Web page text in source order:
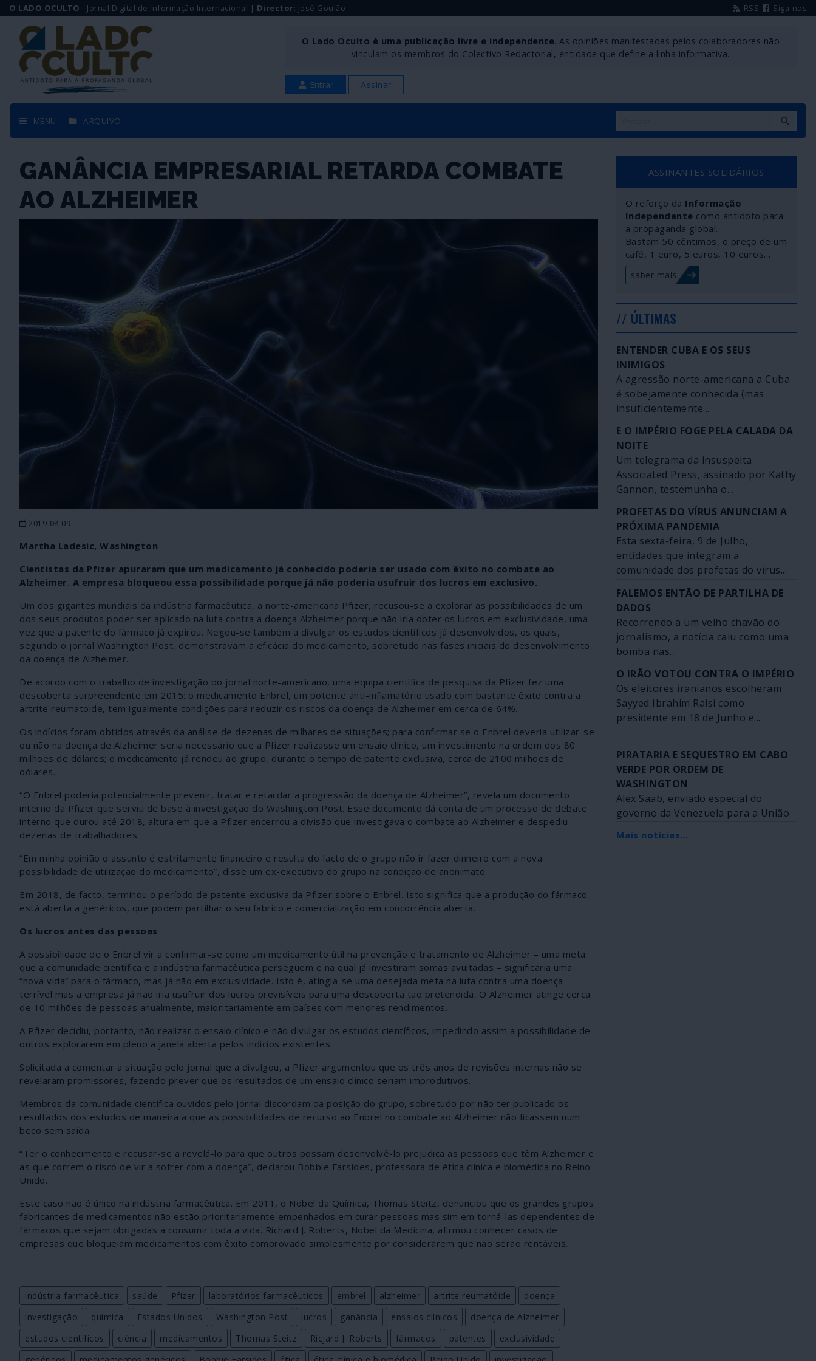
O LADO OCULTO - Jornal Digital de Informação Internacional | Director: José Goulão RSS Siga-nos
O Lado Oculto é uma publicação livre e independente. As opiniões manifestadas pelos colaboradores não
vinculam os membros do Colectivo Redactorial, entidade que define a linha informativa.
Entrar Assinar
MENU ARQUIVO
GANÂNCIA EMPRESARIAL RETARDA COMBATE
AO ALZHEIMER
2019-08-09
Martha Ladesic, Washington
Cientistas da Pfizer apuraram que um medicamento já conhecido poderia ser usado com êxito no combate ao
Alzheimer. A empresa bloqueou essa possibilidade porque já não poderia usufruir dos lucros em exclusivo.
Um dos gigantes mundiais da indústria farmacêutica, a norte-americana Pfizer, recusou-se a explorar as possibilidades de um
dos seus produtos poder ser aplicado na luta contra a doença Alzheimer porque não iria obter os lucros em exclusividade, uma
vez que a patente do fármaco já expirou. Negou-se também a divulgar os estudos científicos já desenvolvidos, os quais,
segundo o jornal Washington Post, demonstravam a eficácia do medicamento, sobretudo nas fases iniciais do desenvolvimento
da doença de Alzheimer.
De acordo com o trabalho de investigação do jornal norte-americano, uma equipa científica de pesquisa da Pfizer fez uma
descoberta surpreendente em 2015: o medicamento Enbrel, um potente anti-inflamatório usado com bastante êxito contra a
artrite reumatoide, tem igualmente condições para reduzir os riscos da doença de Alzheimer em cerca de 64%.
Os indícios foram obtidos através da análise de dezenas de milhares de situações; para confirmar se o Enbrel deveria utilizar-se
ou não na doença de Alzheimer seria necessário que a Pfizer realizasse um ensaio clínico, um investimento na ordem dos 80
milhões de dólares; o medicamento já rendeu ao grupo, durante o tempo de patente exclusiva, cerca de 2100 milhões de
dólares.
“O Enbrel poderia potencialmente prevenir, tratar e retardar a progressão da doença de Alzheimer”, revela um documento
interno da Pfizer que serviu de base à investigação do Washington Post. Esse documento dá conta de um processo de debate
interno que durou até 2018, altura em que a Pfizer encerrou a divisão que investigava o combate ao Alzheimer e despediu
dezenas de trabalhadores.
“Em minha opinião o assunto é estritamente financeiro e resulta do facto de o grupo não ir fazer dinheiro com a nova
possibilidade de utilização do medicamento”, disse um ex-executivo do grupo na condição de anonimato.
Em 2018, de facto, terminou o período de patente exclusiva da Pfizer sobre o Enbrel. Isto significa que a produção do fármaco
está aberta a genéricos, que podem partilhar o seu fabrico e comercialização em concorrência aberta.
Os lucros antes das pessoas
A possibilidade de o Enbrel vir a confirmar-se como um medicamento útil na prevenção e tratamento de Alzheimer – uma meta
que a comunidade científica e a indústria farmacêutica perseguem e na qual já investiram somas avultadas – significaria uma
“nova vida” para o fármaco, mas já não em exclusividade. Isto é, atingia-se uma desejada meta na luta contra uma doença
terrível mas a empresa já não iria usufruir dos lucros previsíveis para uma descoberta tão pretendida. O Alzheimer atinge cerca
de 10 milhões de pessoas anualmente, maioritariamente em países com menores rendimentos.
A Pfizer decidiu, portanto, não realizar o ensaio clínico e não divulgar os estudos científicos, impedindo assim a possibilidade de
outros explorarem em pleno a janela aberta pelos indícios existentes.
Solicitada a comentar a situação pelo jornal que a divulgou, a Pfizer argumentou que os três anos de revisões internas não se
revelaram promissores, fazendo prever que os resultados de um ensaio clínico seriam improdutivos.
Membros da comunidade científica ouvidos pelo jornal discordam da posição do grupo, sobretudo por não ter publicado os
resultados dos estudos de maneira a que as possibilidades de recurso ao Enbrel no combate ao Alzheimer não ficassem num
beco sem saída.
“Ter o conhecimento e recusar-se a revelá-lo para que outros possam desenvolvê-lo prejudica as pessoas que têm Alzheimer e
as que correm o risco de vir a sofrer com a doença”, declarou Bobbie Farsides, professora de ética clínica e biomédica no Reino
Unido.
Este caso não é único na indústria farmacêutica. Em 2011, o Nobel da Química, Thomas Steitz, denunciou que os grandes grupos
fabricantes de medicamentos não estão prioritariamente empenhados em curar pessoas mas sim em torná-las dependentes de
fármacos que sejam obrigadas a consumir toda a vida. Richard J. Roberts, Nobel da Medicina, afirmou conhecer casos de
empresas que bloqueiam medicamentos com êxito comprovado simplesmente por considerarem que não serão rentáveis.
indústria farmacêutica saúde Pfizer laboratórios farmacêuticos embrel alzheimer artrite reumatóide
doença
investigação
química Estados Unidos Washington Post lucros ganância ensaios clínicos
doença de Alzheimer
estudos científicos
ciência medicamentos Thomas Steitz Ricjard J. Roberts fármacos patentes
exclusividade
ASSINANTES SOLIDÁRIOS
O reforço da Informação
Independente como antídoto para
a propaganda global.
Bastam 50 cêntimos, o preço de um
café, 1 euro, 5 euros, 10 euros…
saber mais
// ÚLTIMAS
ENTENDER CUBA E OS SEUS
INIMIGOS
A agressão norte-americana a Cuba
é sobejamente conhecida (mas
insuficientemente...
E O IMPÉRIO FOGE PELA CALADA DA
NOITE
Um telegrama da insuspeita
Associated Press, assinado por Kathy
Gannon, testemunha o...
PROFETAS DO VÍRUS ANUNCIAM A
PRÓXIMA PANDEMIA
Esta sexta-feira, 9 de Julho,
entidades que integram a
comunidade dos profetas do vírus...
FALEMOS ENTÃO DE PARTILHA DE
DADOS
Recorrendo a um velho chavão do
jornalismo, a notícia caiu como uma
bomba nas...
O IRÃO VOTOU CONTRA O IMPÉRIO
Os eleitores iranianos escolheram
Sayyed Ibrahim Raisi como
presidente em 18 de Junho e...
PIRATARIA E SEQUESTRO EM CABO
VERDE POR ORDEM DE
WASHINGTON
Alex Saab, enviado especial do
governo da Venezuela para a União
Mais notícias...